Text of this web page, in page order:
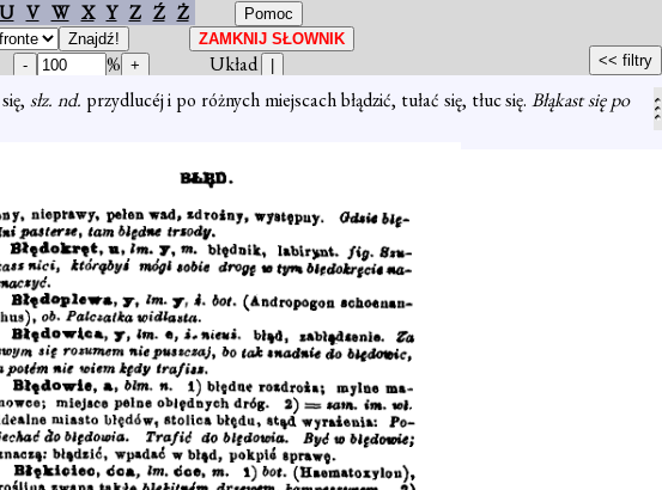
U V W X Y Z Ź Ż
%
Układ
słz. nd. przydlucéj i po różnych miejscach błądzić, tułać się, tłuc się.Błąkast się po